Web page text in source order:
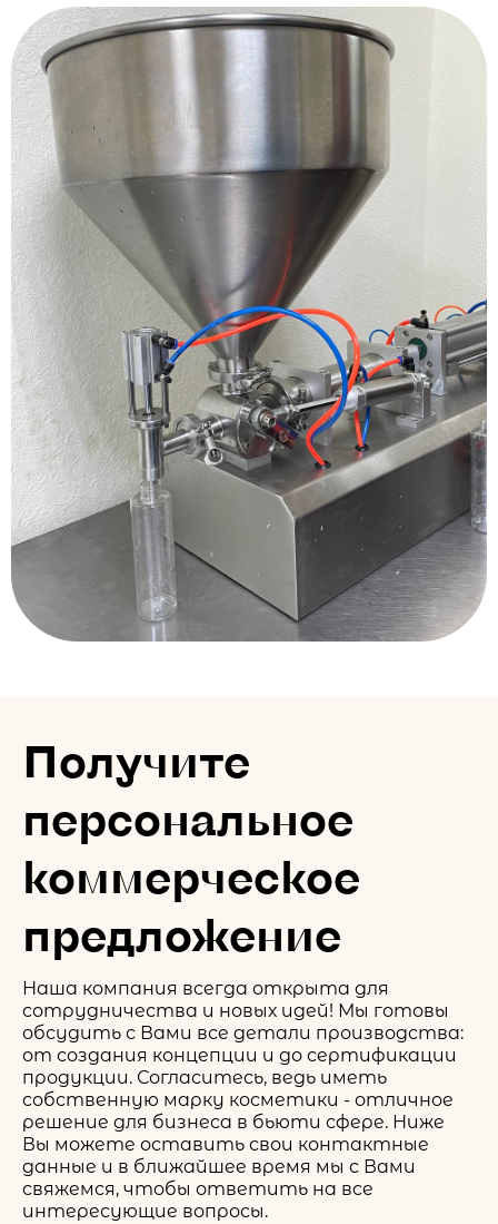
Получите
персональное
коммерческое
предложение
Наша компания всегда открыта для
сотрудничества и новых идей! Мы готовы
обсудить с Вами все детали производства:
от создания концепции и до сертификации
продукции. Согласитесь, ведь иметь
собственную марку косметики - отличное
решение для бизнеса в бьюти сфере. Ниже
Вы можете оставить свои контактные
данные и в ближайшее время мы с Вами
свяжемся, чтобы ответить на все
интересующие вопросы.